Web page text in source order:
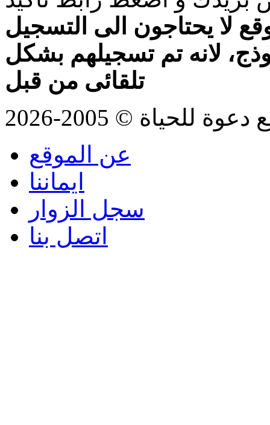
لا يحتاجون الى التسجيل
لانه تم تسجيلهم بشكل
تلقائى من قبل
© 2005-2026
عن الموقع
ايماننا
سجل الزوار
اتصل بنا